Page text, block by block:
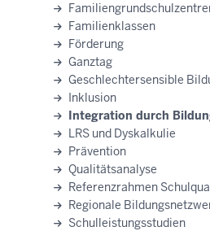
Familienklassen
Förderung
Ganztag
Geschlechtersensible
Inklusion
Integration durch
LRS und Dyskalkulie
Prävention
Qualitätsanalyse
Referenzrahmen
Regionale
Schulleistungsstudien